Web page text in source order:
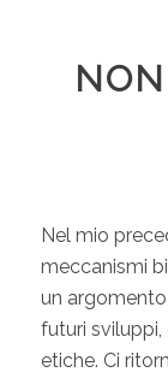
Nel mio
meccanismi
un
futuri sviluppi,
etiche. Ci